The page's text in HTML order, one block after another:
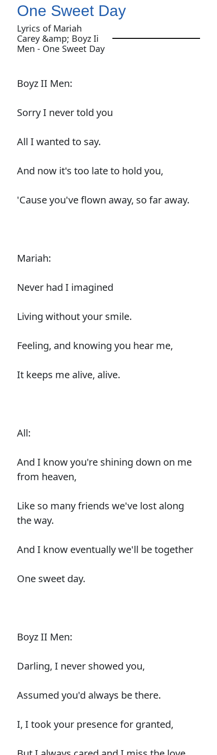
One Sweet Day
Lyrics of Mariah
Carey &amp; Boyz Ii
Men - One Sweet Day
Boyz II Men:
Sorry I never told you
All I wanted to say.
And now it's too late to hold you,
'Cause you've flown away, so far away.
Mariah:
Never had I imagined
Living without your smile.
Feeling, and knowing you hear me,
It keeps me alive, alive.
All:
And I know you're shining down on me
from heaven,
Like so many friends we've lost along
the way.
And I know eventually we'll be together
One sweet day.
Boyz II Men:
Darling, I never showed you,
Assumed you'd always be there.
I, I took your presence for granted,